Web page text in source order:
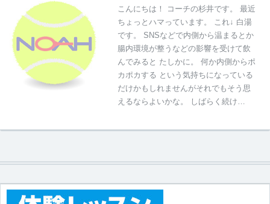
こんにちは！ コーチの杉井です。 最近
ちょっとハマっています。 これ↓ 白湯
です。 SNSなどで内側から温まるとか
腸内環境が整うなどの影響を受けて飲
んでみると たしかに。 何か内側からポ
カポカする という気持ちになっている
だけかもしれませんがそれでもそう思
えるならよいかな。 しばらく続け…